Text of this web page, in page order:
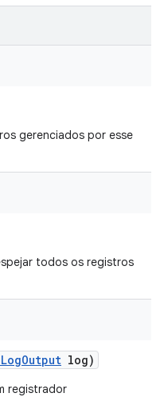
gerenciados por esse
todos os registros
LogOutput log)
registrador